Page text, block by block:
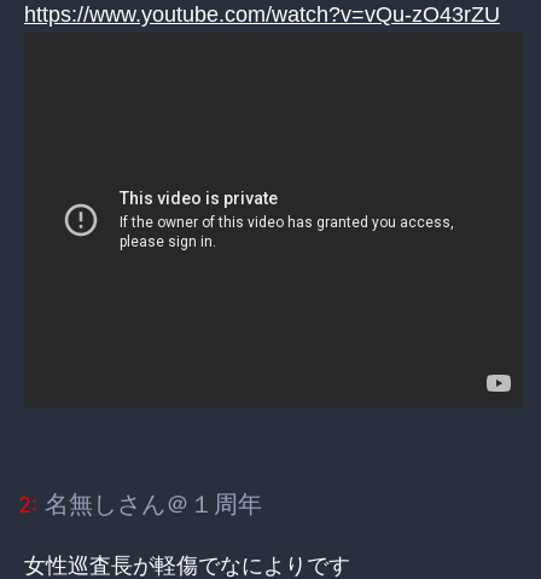
https://www.youtube.com/watch?v=vQu-zO43rZU
2: 名無しさん＠１周年
女性巡査長が軽傷でなによりです